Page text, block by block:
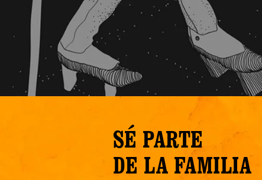
SÉ PARTE
DE LA FAMILIA